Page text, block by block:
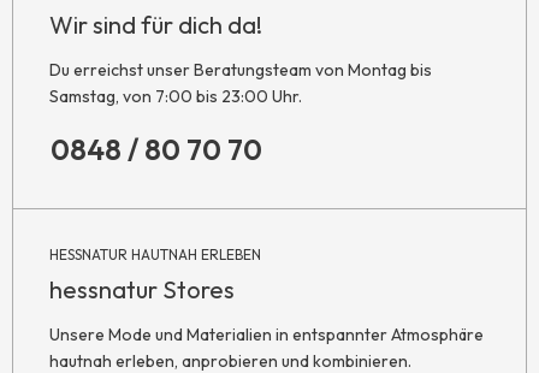
Wir sind für dich da!
Du erreichst unser Beratungsteam von Montag bis
Samstag, von 7:00 bis 23:00 Uhr.
0848 / 80 70 70
HESSNATUR HAUTNAH ERLEBEN
hessnatur Stores
Unsere Mode und Materialien in entspannter Atmosphäre
hautnah erleben, anprobieren und kombinieren.